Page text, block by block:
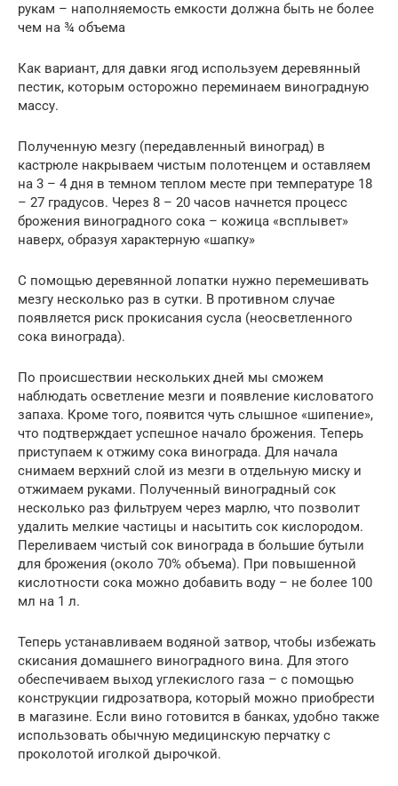
рукам – наполняемость емкости должна быть не более
чем на ¾ объема
Как вариант, для давки ягод используем деревянный
пестик, которым осторожно переминаем виноградную
массу.
Полученную мезгу (передавленный виноград) в
кастрюле накрываем чистым полотенцем и оставляем
на 3 – 4 дня в темном теплом месте при температуре 18
– 27 градусов. Через 8 – 20 часов начнется процесс
брожения виноградного сока – кожица «всплывет»
наверх, образуя характерную «шапку»
С помощью деревянной лопатки нужно перемешивать
мезгу несколько раз в сутки. В противном случае
появляется риск прокисания сусла (неосветленного
сока винограда).
По происшествии нескольких дней мы сможем
наблюдать осветление мезги и появление кисловатого
запаха. Кроме того, появится чуть слышное «шипение»,
что подтверждает успешное начало брожения. Теперь
приступаем к отжиму сока винограда. Для начала
снимаем верхний слой из мезги в отдельную миску и
отжимаем руками. Полученный виноградный сок
несколько раз фильтруем через марлю, что позволит
удалить мелкие частицы и насытить сок кислородом.
Переливаем чистый сок винограда в большие бутыли
для брожения (около 70% объема). При повышенной
кислотности сока можно добавить воду – не более 100
мл на 1 л.
Теперь устанавливаем водяной затвор, чтобы избежать
скисания домашнего виноградного вина. Для этого
обеспечиваем выход углекислого газа – с помощью
конструкции гидрозатвора, который можно приобрести
в магазине. Если вино готовится в банках, удобно также
использовать обычную медицинскую перчатку с
проколотой иголкой дырочкой.